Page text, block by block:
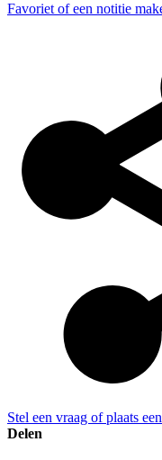
Favoriet of een notitie
Stel een vraag of plaats
Delen